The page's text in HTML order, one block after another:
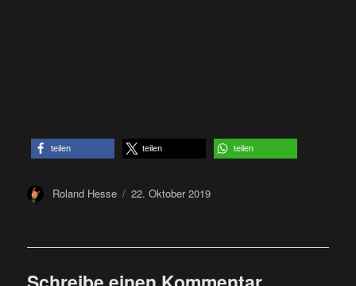
teilen teilen teilen
Author
Roland Hesse
Posted
22. Oktober 2019